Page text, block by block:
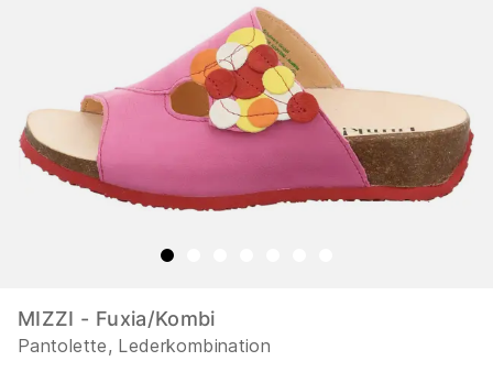
MIZZI - Fuxia/Kombi
Pantolette, Lederkombination